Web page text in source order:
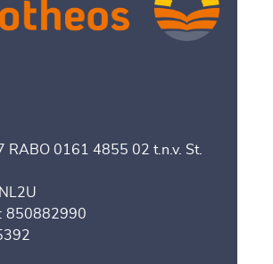
RABO 0161 4855 02 t.n.v. St.
850882990